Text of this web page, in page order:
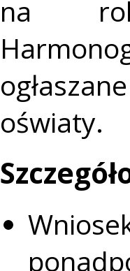
na
oświaty.